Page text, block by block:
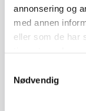
annonsering og
med annen
eller som de har
Nødvendig
aspernatur